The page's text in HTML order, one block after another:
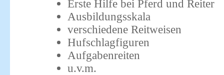
Erste Hilfe bei Pferd und Reiter
Ausbildungsskala
verschiedene Reitweisen
Hufschlagfiguren
Aufgabenreiten
u.v.m.